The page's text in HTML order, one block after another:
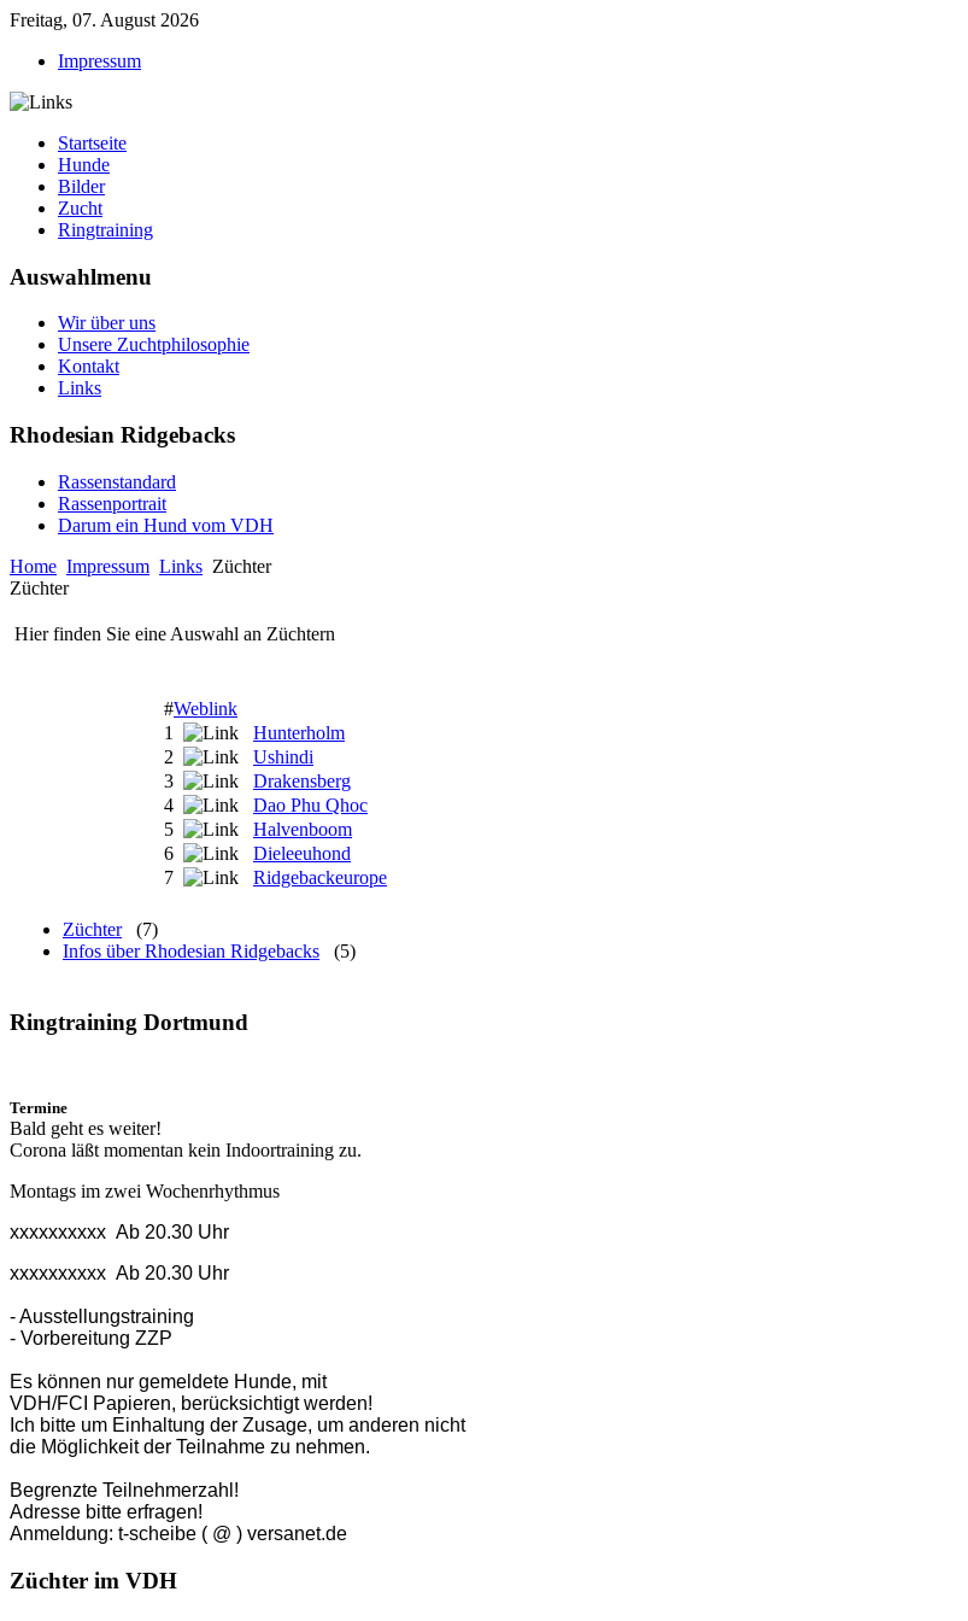
Freitag, 07. August 2026
Impressum
Startseite
Hunde
Bilder
Zucht
Ringtraining
Auswahlmenu
Wir über uns
Unsere Zuchtphilosophie
Kontakt
Links
Rhodesian Ridgebacks
Rassenstandard
Rassenportrait
Darum ein Hund vom VDH
Home Impressum Links Züchter
Züchter
Hier finden Sie eine Auswahl an Züchtern
#Weblink
1
Hunterholm
2
Ushindi
3
Drakensberg
4
Dao Phu Qhoc
5
Halvenboom
6
Dieleeuhond
7
Ridgebackeurope
Züchter
(7)
Infos über Rhodesian Ridgebacks
(5)
Ringtraining Dortmund
Termine
Bald geht es weiter!
Corona läßt momentan kein Indoortraining zu.
Montags im zwei Wochenrhythmus
xxxxxxxxxx Ab 20.30 Uhr
xxxxxxxxxx Ab 20.30 Uhr
- Ausstellungstraining
- Vorbereitung ZZP
Es können nur gemeldete Hunde, mit
VDH/FCI Papieren, berücksichtigt werden!
Ich bitte um Einhaltung der Zusage, um anderen nicht
die Möglichkeit der Teilnahme zu nehmen.
Begrenzte Teilnehmerzahl!
Adresse bitte erfragen!
Anmeldung: t-scheibe ( @ ) versanet.de
Züchter im VDH